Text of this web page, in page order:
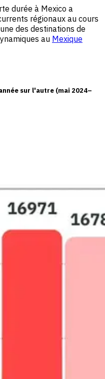
durée à Mexico a
régionaux au cours
des destinations de
au Mexique
sur l'autre (mai 2024–